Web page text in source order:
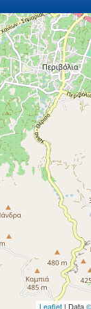
Leaflet| Data